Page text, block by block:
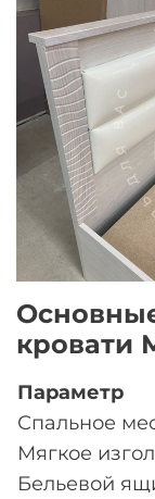
кровати
Параметр
Спальное
Мягкое
Бельевой